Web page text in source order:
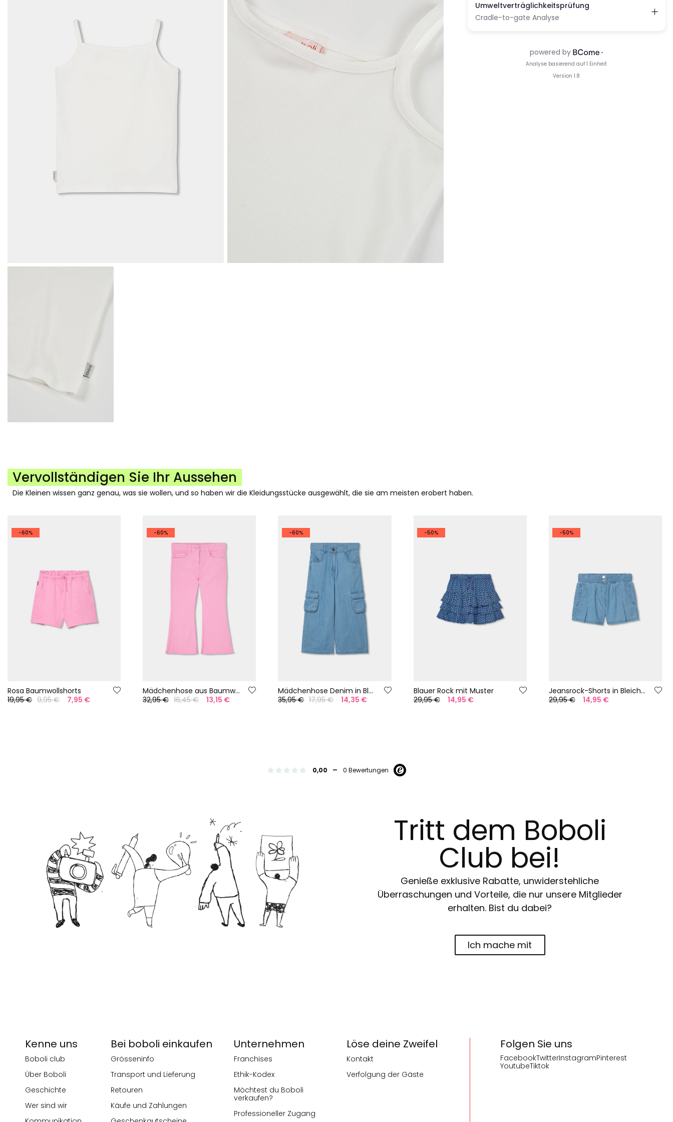
Vervollständigen Sie Ihr Aussehen
Die Kleinen wissen ganz genau, was sie wollen, und so haben wir die Kleidungsstücke ausgewählt, die sie am meisten erobert haben.
-60%
Rosa Baumwollshorts
19,95 € 9,95 € 7,95 €
-60%
Mädchenhose aus Baumwolle in Rosa
32,95 € 16,45 € 13,15 €
-60%
Mädchenhose Denim in Bleach-Farbe
35,95 € 17,95 € 14,35 €
-50%
Blauer Rock mit Muster
29,95 €
14,95 €
-50%
Jeansrock-Shorts in Bleichmittel.
29,95 €
14,95 €
0,00 - 0 Bewertungen
Tritt dem Boboli
Club bei!
Genieße exklusive Rabatte, unwiderstehliche
Überraschungen und Vorteile, die nur unsere Mitglieder
erhalten. Bist du dabei?
Ich mache mit
Folgen Sie uns
FacebookTwitterInstagramPinterest
YoutubeTiktok
Kenne uns
Boboli club
Über Boboli
Geschichte
Wer sind wir
Bei boboli einkaufen
Grösseninfo
Transport und Lieferung
Retouren
Käufe und Zahlungen
Unternehmen
Franchises
Ethik-Kodex
Möchtest du Boboli
verkaufen?
Professioneller Zugang
Löse deine Zweifel
Kontakt
Verfolgung der Gäste